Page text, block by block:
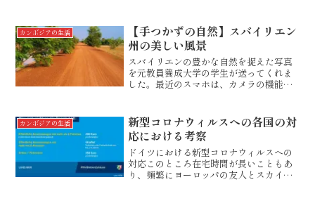
カンボジアの生活
【手つかずの自然】スバイリエン
州の美しい風景
スバイリエンの豊かな自然を捉えた写真
を元教員養成大学の学生が送ってくれま
した。最近のスマホは、カメラの機能が
るべし、ＯＰＰＯ。＊カンボジアでは、
日本よりも安くスマホが買...
カンボジアの生活
新型コロナウィルスへの各国の対
応における考察
ドイツにおける新型コロナウィルスへの
対応このところ在宅時間が長いこともあ
り、頻繁にヨーロッパの友人とスカイプ